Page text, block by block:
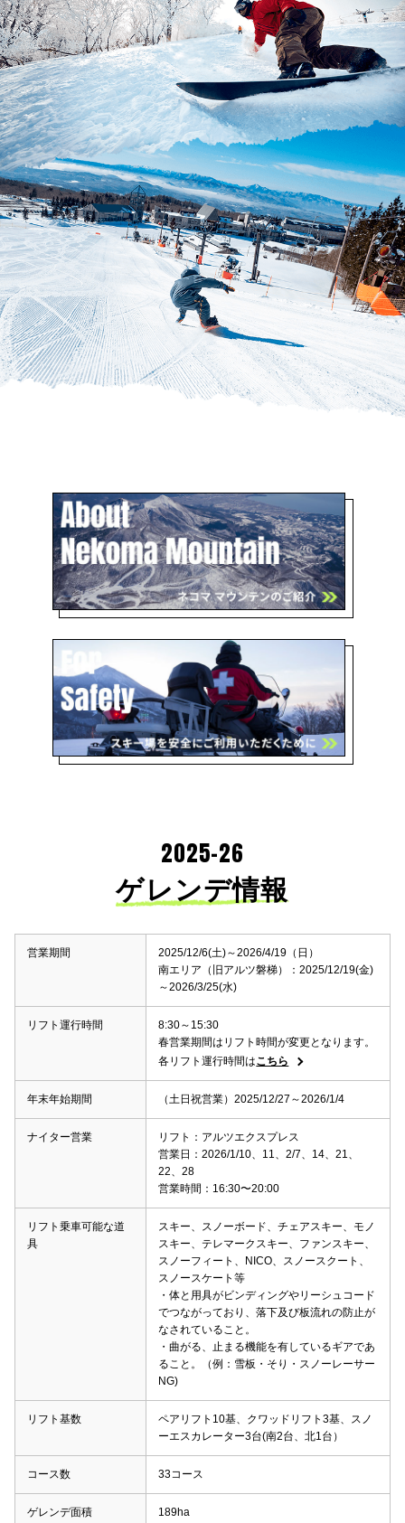
ロックチェア
南（旧アルツ磐梯）リゾートセ
ンター方面に戻るにはこちらの
リフト。
ブラックバレー5のコース上の大
岩が由来。
アルツエクスプレス
フード付き高速リフト。
ロングコース滑ったり、奥に行
くにはまずこのリフトへ。
ナイター時運行リフト。
※ファーストライドは8:15～
※ナイター日は16:30〜20:00（15:30～
16:30は圧雪の為休止）
※12/31のみ日中営業17:00まで営業
ファーストチェア
初めてのリフト乗車におスス
ホワイトバレーチェア
南エリア
南（旧アルツ磐梯）リゾートセ
ンターへのお戻りにはコチラ。
ステップアップパークの下部の
利用はこのリフトでもOK。
ブラックバレーエクスプレ
ス
4本の急斜面を遊び尽くすならこ
ちらのリフト。
グローバルパークオープン日のみ運行
2月下旬～3月上旬の特定日
スノーエスカレーター(南
2台に増設でよりロングコース利
用可能に！
そり遊びや初めてのスキースノ
ーボードはまずこちらでも。
2025-26
ゲレンデ情報
営業期間
2025/12/6(土)～2026/4/19（日）
南エリア（旧アルツ磐梯）：2025/12/19(金)
～2026/3/25(水)
リフト運行時間
8:30～15:30
春営業期間はリフト時間が変更となります。
各リフト運行時間はこちら
年末年始期間 （土日祝営業）2025/12/27～2026/1/4
ナイター営業
リフト：アルツエクスプレス
営業日：2026/1/10、11、2/7、14、21、
22、28
営業時間：16:30〜20:00
リフト乗車可能な道
具
スキー、スノーボード、チェアスキー、モノ
スキー、テレマークスキー、ファンスキー、
スノーフィート、NICO、スノースクート、
スノースケート等
・体と用具がビンディングやリーシュコード
でつながっており、落下及び板流れの防止が
なされていること。
・曲がる、止まる機能を有しているギアであ
ること。（例：雪板・そり・スノーレーサー
NG)
リフト基数
ペアリフト10基、クワッドリフト3基、スノ
ーエスカレーター3台(南2台、北1台）
コース数 33コース
ゲレンデ面積 189ha